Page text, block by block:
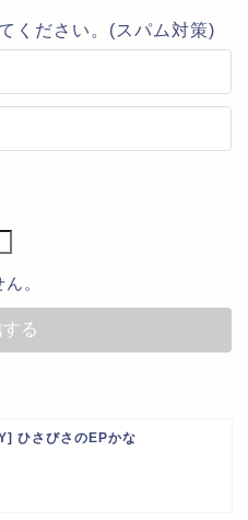
ください。(スパム対策)
。
ひさびさのEPかな